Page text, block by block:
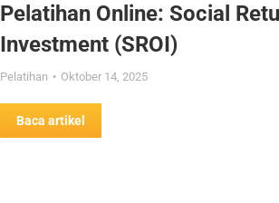
Pelatihan Online: Social
Investment (SROI)
Pelatihan Oktober 14, 2025
Baca artikel